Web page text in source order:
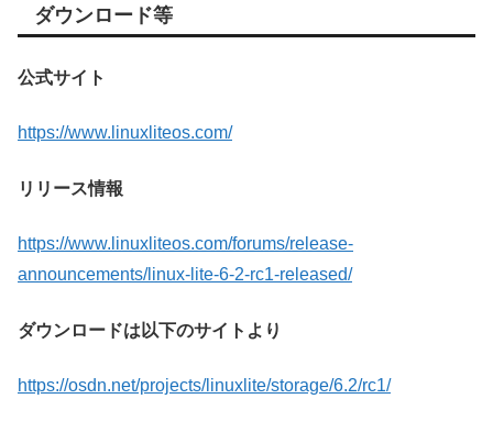
ダウンロード等
公式サイト
https://www.linuxliteos.com/
リリース情報
https://www.linuxliteos.com/forums/release-
announcements/linux-lite-6-2-rc1-released/
ダウンロードは以下のサイトより
https://osdn.net/projects/linuxlite/storage/6.2/rc1/